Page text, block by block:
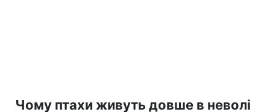
Чому птахи живуть довше в неволі